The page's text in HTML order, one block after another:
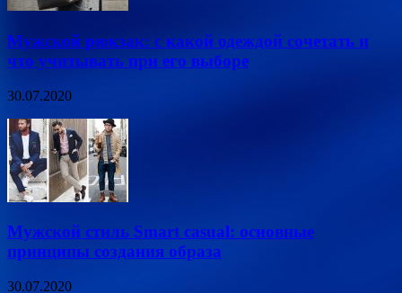
Мужской рюкзак: с какой одеждой сочетать и
что учитывать при его выборе
30.07.2020
Мужской стиль Smart casual: основные
принципы создания образа
30.07.2020